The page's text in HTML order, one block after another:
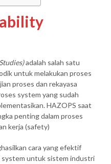
adalah salah satu
untuk melakukan proses
proses dan rekayasa
system yang sudah
HAZOPS saat
penting dalam proses
kerja (safety)
cara yang efektif
system untuk sistem industri